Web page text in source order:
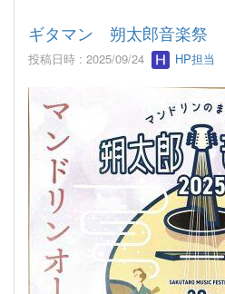
ギタマン 朔太郎音楽祭
投稿日時 : 2025/09/24 HP担当